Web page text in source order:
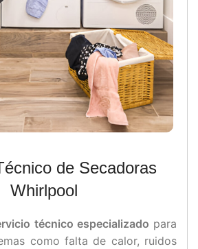
de Secadoras
Whirlpool
técnico especializado para
como falta de calor, ruidos